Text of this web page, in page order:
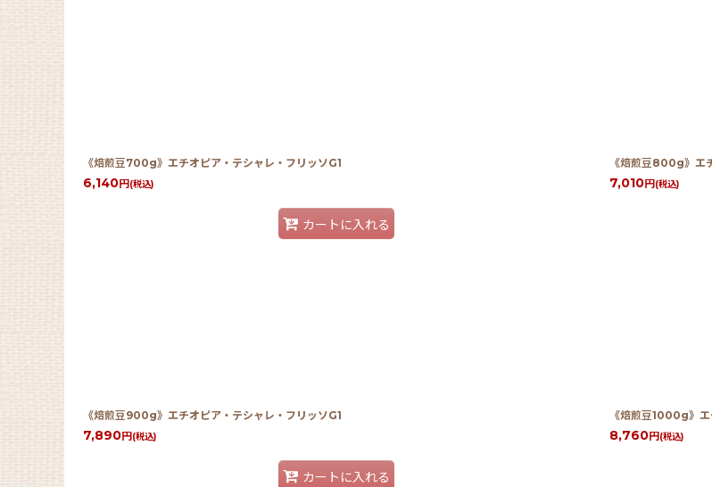
《焙煎豆700g》エチオピア・テシャレ・フリッソG1
6,140円 (税込)
カートに入れる
《焙煎豆800g》エ
7,010円 (税込)
《焙煎豆900g》エチオピア・テシャレ・フリッソG1
7,890円 (税込)
カートに入れる
《焙煎豆1000g》
8,760円 (税込)